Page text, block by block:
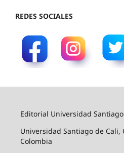
REDES SOCIALES
Editorial Universidad
Universidad Santiago de Cali,
Colombia